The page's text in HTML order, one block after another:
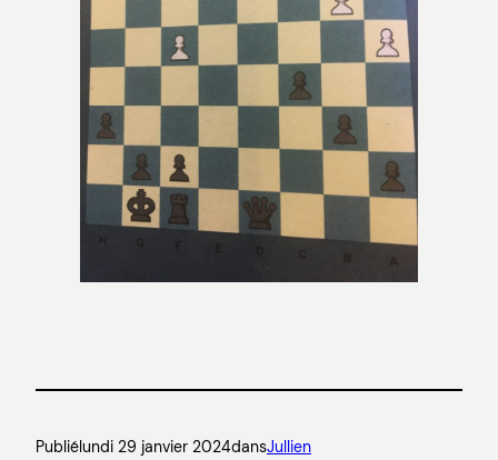
Publiélundi 29 janvier 2024dansJullien